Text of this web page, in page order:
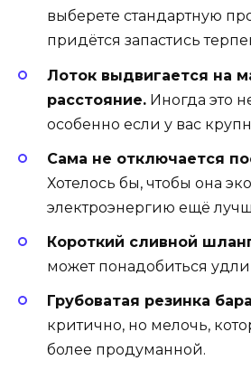
выберете стандартную
придётся запастись
Лоток выдвигается на
расстояние. Иногда это
особенно если у вас
Сама не отключается
Хотелось бы, чтобы она
электроэнергию ещё
Короткий сливной
может понадобиться
Грубоватая резинка
критично, но мелочь,
более продуманной.